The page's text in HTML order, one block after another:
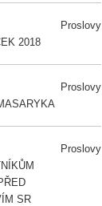
Proslovy
2018
Proslovy
Proslovy
SR